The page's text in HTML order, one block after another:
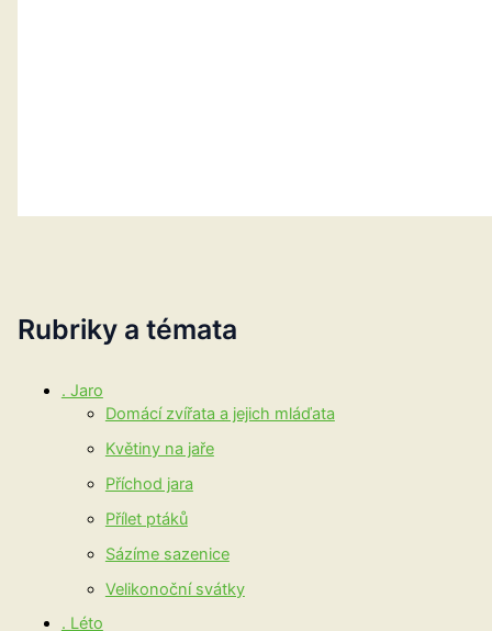
Rubriky a témata
. Jaro
Domácí zvířata a jejich mláďata
Květiny na jaře
Příchod jara
Přílet ptáků
Sázíme sazenice
Velikonoční svátky
. Léto